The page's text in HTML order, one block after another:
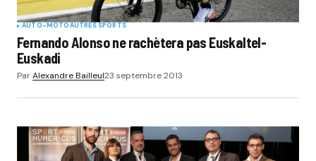
AUTO-MOTOAUTRES SPORTS
Fernando Alonso ne rachètera pas Euskaltel-
Euskadi
ParAlexandre Bailleul23 septembre 2013